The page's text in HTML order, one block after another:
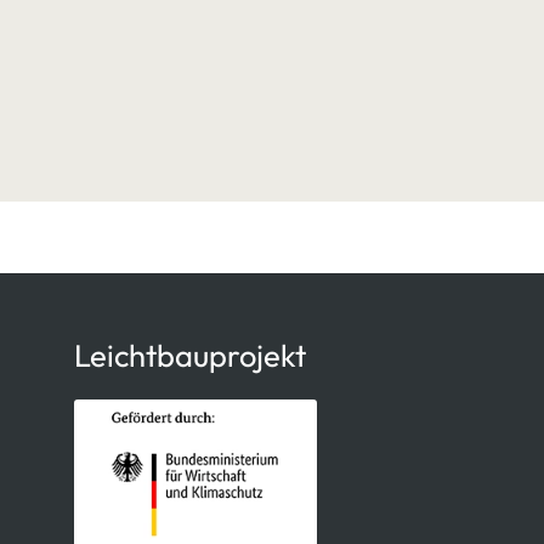
Leichtbauprojekt